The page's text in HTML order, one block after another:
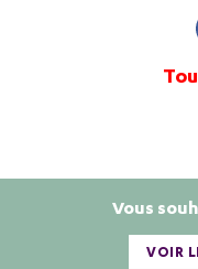
Vous
VOIR